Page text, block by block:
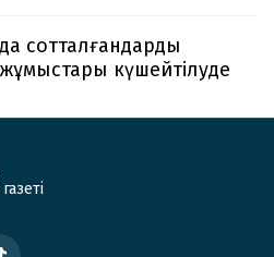
сотталғандарды
күшейтілуде